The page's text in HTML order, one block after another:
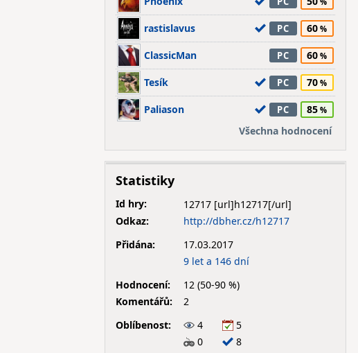
rastislavus PC 60
ClassicMan PC 60
Tesík PC 70
Paliason PC
85
Všechna hodnocení
Statistiky
Id hry:
12717
Odkaz:
http://dbher.cz/h12717
Přidána:
17.03.2017
9 let a 146 dní
Hodnocení:
12 (50-90 %)
Komentářů:
2
Oblíbenost:
4
5
0
8